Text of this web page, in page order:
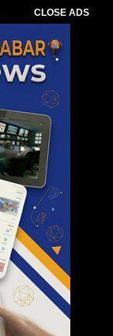
CLOSE ADS